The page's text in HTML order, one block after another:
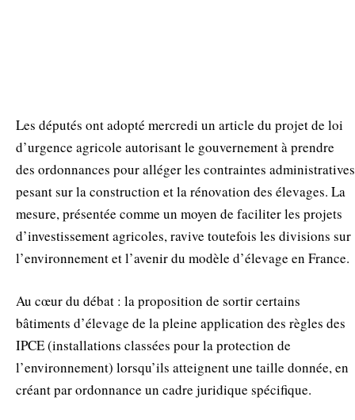
Les députés ont adopté mercredi un article du projet de loi
d’urgence agricole autorisant le gouvernement à prendre
des ordonnances pour alléger les contraintes administratives
pesant sur la construction et la rénovation des élevages. La
mesure, présentée comme un moyen de faciliter les projets
d’investissement agricoles, ravive toutefois les divisions sur
l’environnement et l’avenir du modèle d’élevage en France.
Au cœur du débat : la proposition de sortir certains
bâtiments d’élevage de la pleine application des règles des
IPCE (installations classées pour la protection de
l’environnement) lorsqu’ils atteignent une taille donnée, en
créant par ordonnance un cadre juridique spécifique.